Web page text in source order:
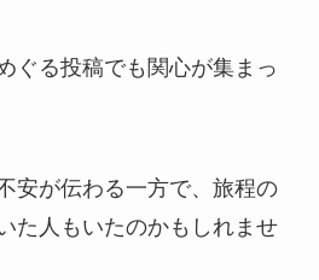
ぐる投稿でも関心が集まっ
安が伝わる一方で、旅程の
た人もいたのかもしれませ